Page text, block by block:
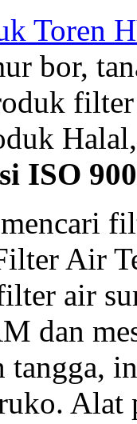
Toren
bor,
ISO
Air
air
dan
tangga,
Alat